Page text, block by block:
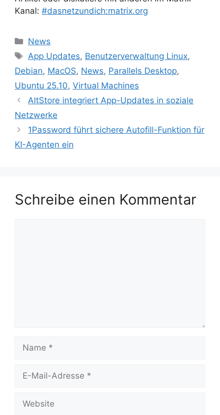
Kanal: #dasnetzundich:matrix.org
Kategorien
News
Schlagwörter
App Updates, Benutzerverwaltung Linux,
Debian, MacOS, News, Parallels Desktop,
Ubuntu 25.10, Virtual Machines
AltStore integriert App-Updates in soziale
Netzwerke
1Password führt sichere Autofill-Funktion für
KI-Agenten ein
Schreibe einen Kommentar
Mail-